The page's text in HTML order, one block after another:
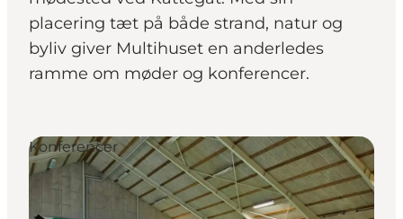
placering tæt på både strand, natur og
byliv giver Multihuset en anderledes
ramme om møder og konferencer.
Konferencer